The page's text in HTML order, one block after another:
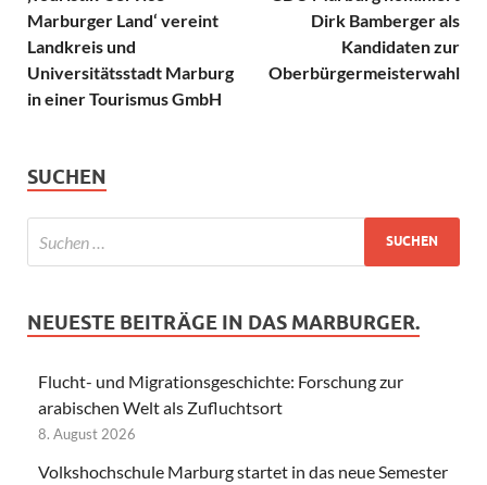
Marburger Land‘ vereint
Landkreis und
Universitätsstadt Marburg
in einer Tourismus GmbH
Dirk Bamberger als
Kandidaten zur
Oberbürgermeisterwahl
SUCHEN
NEUESTE BEITRÄGE IN DAS MARBURGER.
Flucht- und Migrationsgeschichte: Forschung zur
arabischen Welt als Zufluchtsort
8. August 2026
Volkshochschule Marburg startet in das neue Semester